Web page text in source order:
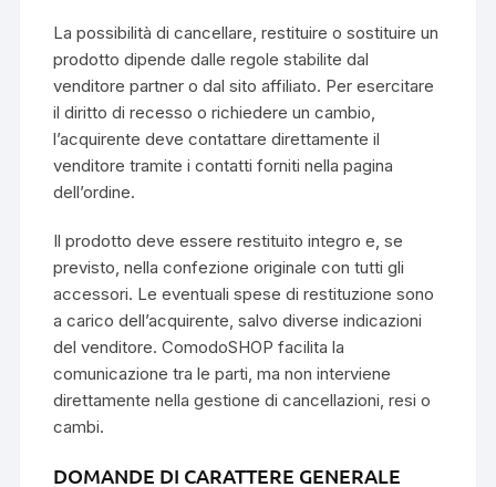
La possibilità di cancellare, restituire o sostituire un
prodotto dipende dalle regole stabilite dal
venditore partner o dal sito affiliato. Per esercitare
il diritto di recesso o richiedere un cambio,
l’acquirente deve contattare direttamente il
venditore tramite i contatti forniti nella pagina
dell’ordine.
Il prodotto deve essere restituito integro e, se
previsto, nella confezione originale con tutti gli
accessori. Le eventuali spese di restituzione sono
a carico dell’acquirente, salvo diverse indicazioni
del venditore. ComodoSHOP facilita la
comunicazione tra le parti, ma non interviene
direttamente nella gestione di cancellazioni, resi o
cambi.
DOMANDE DI CARATTERE GENERALE